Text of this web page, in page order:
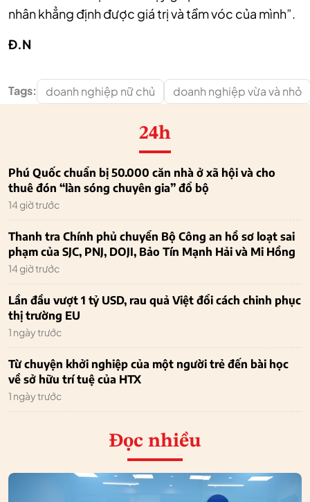
nhân khẳng định được giá trị và tầm vóc của mình”.
Đ.N
Tags: doanh nghiệp nữ chủ doanh nghiệp vừa và nhỏ
24h
Phú Quốc chuẩn bị 50.000 căn nhà ở xã hội và cho
thuê đón “làn sóng chuyên gia” đổ bộ
14 giờ trước
Thanh tra Chính phủ chuyển Bộ Công an hồ sơ loạt sai
phạm của SJC, PNJ, DOJI, Bảo Tín Mạnh Hải và Mi Hồng
14 giờ trước
Lần đầu vượt 1 tỷ USD, rau quả Việt đổi cách chinh phục
thị trường EU
1 ngày trước
Từ chuyện khởi nghiệp của một người trẻ đến bài học
về sở hữu trí tuệ của HTX
1 ngày trước
Đọc nhiều